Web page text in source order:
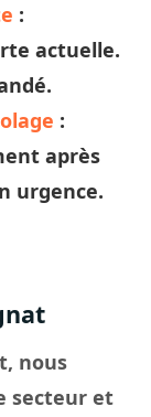
:
actuelle.
:
après
urgence.
nous
secteur et